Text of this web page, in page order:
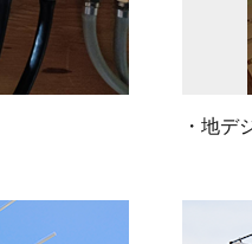
・地デ